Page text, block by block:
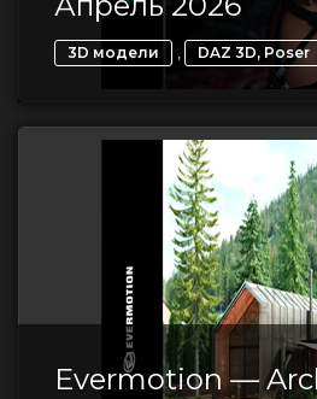
3D модели , DAZ 3D, Poser
Evermotion —